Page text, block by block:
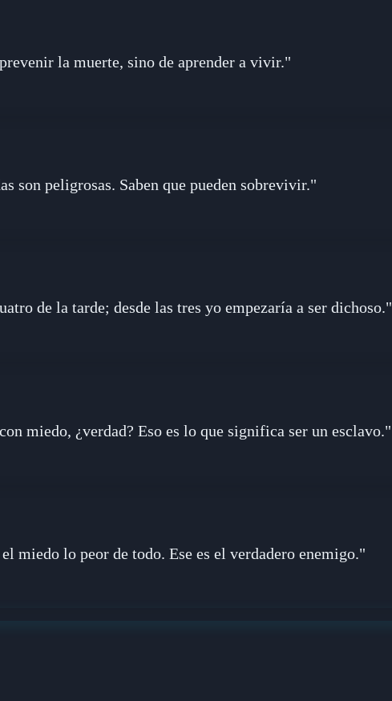
la muerte, sino de aprender a vivir."
son peligrosas. Saben que pueden sobrevivir."
de la tarde; desde las tres yo empezaría a ser dichoso."
miedo, ¿verdad? Eso es lo que significa ser un esclavo."
miedo lo peor de todo. Ese es el verdadero enemigo."